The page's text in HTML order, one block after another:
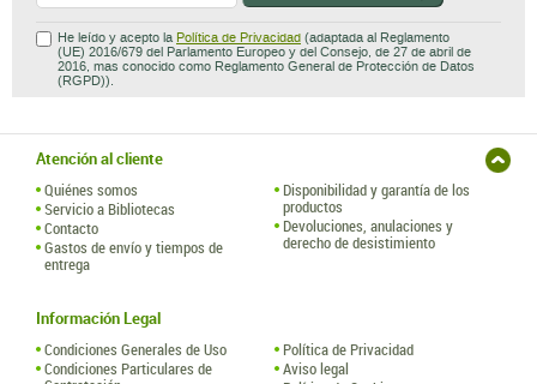
He leído y acepto la Política de Privacidad (adaptada al Reglamento
(UE) 2016/679 del Parlamento Europeo y del Consejo, de 27 de abril de
2016, mas conocido como Reglamento General de Protección de Datos
(RGPD)).
Atención al cliente
Quiénes somos
Servicio a Bibliotecas
Contacto
Gastos de envío y tiempos de
entrega
Disponibilidad y garantía de los
productos
Devoluciones, anulaciones y
derecho de desistimiento
Información Legal
Condiciones Generales de Uso
Condiciones Particulares de
Política de Privacidad
Aviso legal